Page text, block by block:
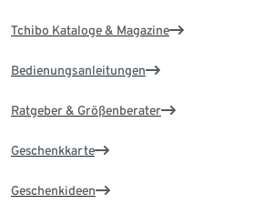
Tchibo Kataloge & Magazine
Bedienungsanleitungen
Ratgeber & Größenberater
Geschenkkarte
Geschenkideen